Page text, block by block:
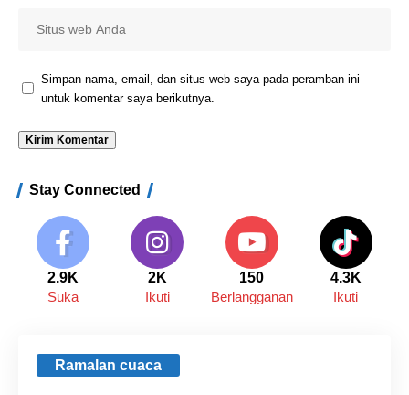
Simpan nama, email, dan situs web saya pada peramban ini
untuk komentar saya berikutnya.
Stay Connected
2.9K
Suka
2K
Ikuti
150
Berlangganan
4.3K
Ikuti
Ramalan cuaca